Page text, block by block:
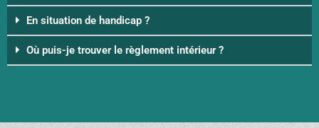
En situation de handicap ?
Où puis-je trouver le règlement intérieur ?